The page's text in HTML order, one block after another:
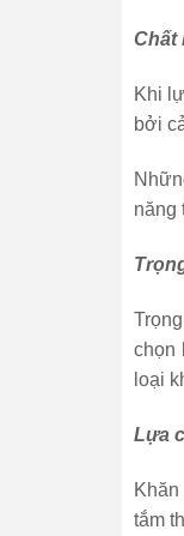
Chất
Khi
bởi
năng
chọn
loại
Lựa
tắm